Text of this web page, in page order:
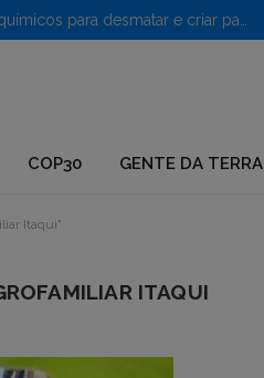
COP30 GENTE DA TERRA
Itaqui"
ITAQUI